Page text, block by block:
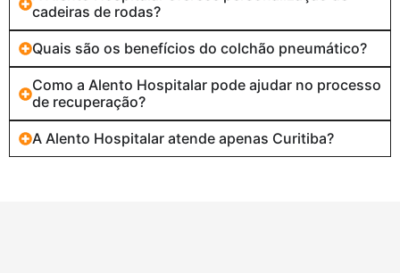
cadeiras de rodas?
Quais são os benefícios do colchão pneumático?
Como a Alento Hospitalar pode ajudar no processo
de recuperação?
A Alento Hospitalar atende apenas Curitiba?